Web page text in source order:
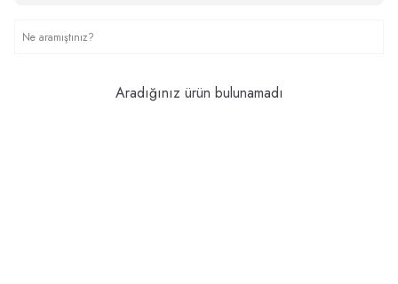
Aradığınız ürün bulunamadı